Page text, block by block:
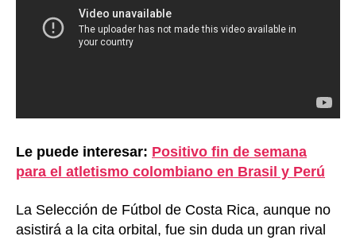
Le puede interesar: Positivo fin de semana
para el atletismo colombiano en Brasil y Perú
La Selección de Fútbol de Costa Rica, aunque no
asistirá a la cita orbital, fue sin duda un gran rival